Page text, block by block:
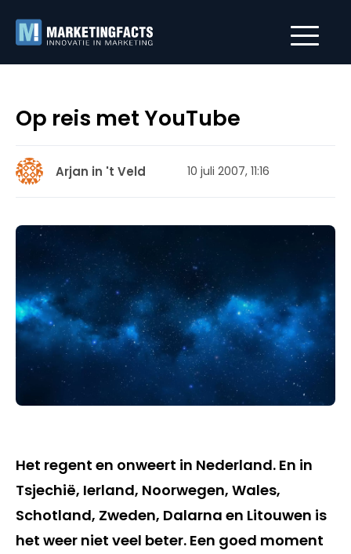
Op reis met YouTube
Arjan in 't Veld 10 juli 2007, 11:16
Het regent en onweert in Nederland. En in
Tsjechië, Ierland, Noorwegen, Wales,
Schotland, Zweden, Dalarna en Litouwen is
het weer niet veel beter. Een goed moment